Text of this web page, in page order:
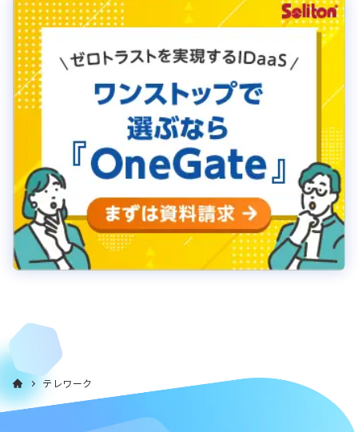
テレワーク